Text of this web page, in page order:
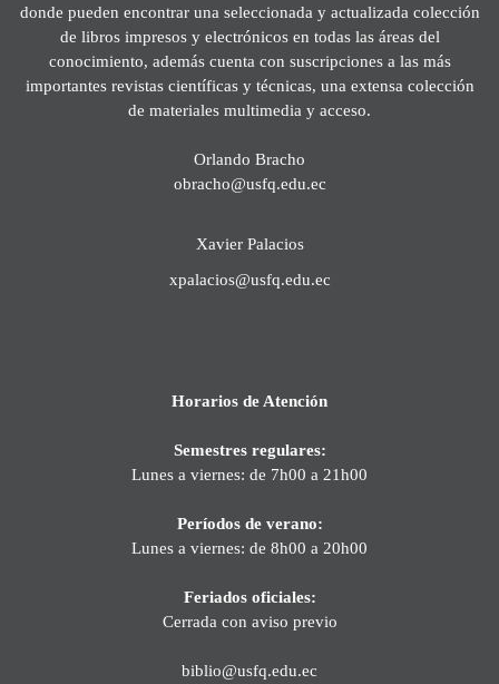
donde pueden encontrar una seleccionada y actualizada colección
de libros impresos y electrónicos en todas las áreas del
conocimiento, además cuenta con suscripciones a las más
importantes revistas científicas y técnicas, una extensa colección
de materiales multimedia y acceso.
Orlando Bracho
obracho@usfq.edu.ec
Xavier Palacios
xpalacios@usfq.edu.ec
Horarios de Atención
Semestres regulares:
Lunes a viernes: de 7h00 a 21h00
Períodos de verano:
Lunes a viernes: de 8h00 a 20h00
Feriados oficiales:
Cerrada con aviso previo
biblio@usfq.edu.ec